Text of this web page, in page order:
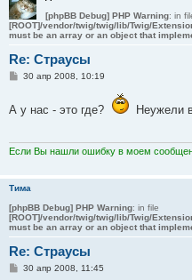
[phpBB Debug] PHP Warning: in
[ROOT]/vendor/twig/twig/lib/Twig/
must be an array or an object that
Re: Страусы
С
б
щ
и
30 апр 2008, 10:19
А у нас - это где? Неужели
Если Вы нашли ошибку в моем
Тима
[phpBB Debug] PHP Warning: in file
[ROOT]/vendor/twig/twig/lib/Twig/
must be an array or an object that
Re: Страусы
С30 апр 2008, 11:45